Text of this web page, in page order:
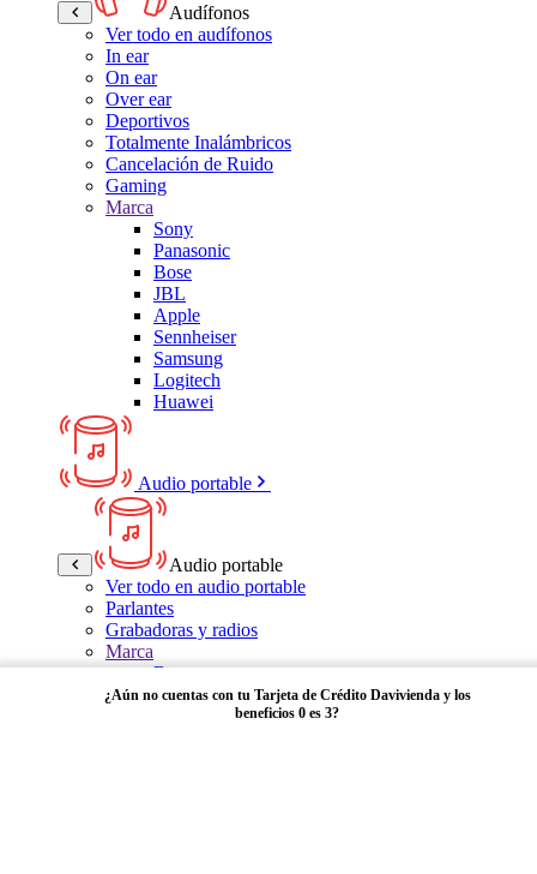
Audífonos
Ver todo en audífonos
In ear
On ear
Over ear
Deportivos
Totalmente Inalámbricos
Cancelación de Ruido
Gaming
Marca
Sony
Panasonic
Bose
JBL
Apple
Sennheiser
Samsung
Logitech
Huawei
Audio portable
Audio portable
Ver todo en audio portable
Parlantes
Grabadoras y radios
Marca
Bose
Panasonic
¿Aún no cuentas con tu Tarjeta de Crédito Davivienda y los
beneficios 0 es 3?